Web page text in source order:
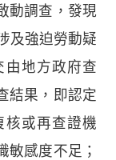
動調查，發現
及強迫勞動疑
由地方政府查
結果，即認定
核或再查證機
敏感度不足；